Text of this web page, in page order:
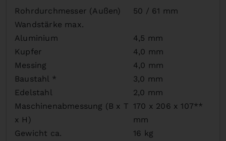
Rohrdurchmesser (Außen)
50 / 61 mm
Wandstärke max.
Aluminium
4,5 mm
Kupfer
4,0 mm
Messing
4,0 mm
Baustahl *
3,0 mm
Edelstahl
2,0 mm
Maschinenabmessung (B x T
x H)
170 x 206 x 107**
mm
Gewicht ca.
16 kg